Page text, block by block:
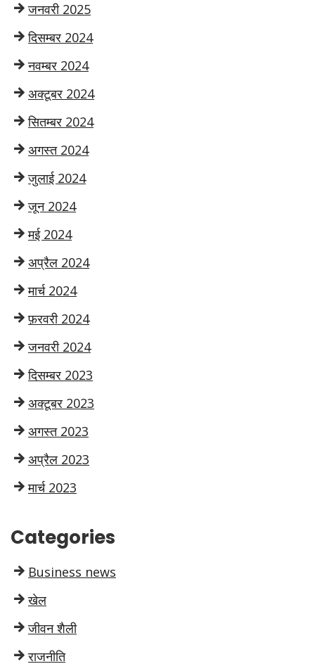
जनवरी 2025
दिसम्बर 2024
नवम्बर 2024
अक्टूबर 2024
सितम्बर 2024
अगस्त 2024
जुलाई 2024
जून 2024
मई 2024
अप्रैल 2024
मार्च 2024
फ़रवरी 2024
जनवरी 2024
दिसम्बर 2023
अक्टूबर 2023
अगस्त 2023
अप्रैल 2023
मार्च 2023
Categories
Business news
खेल
जीवन शैली
राजनीति